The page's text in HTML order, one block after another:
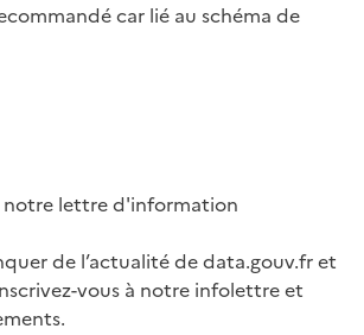
car lié au schéma de
notre lettre d'information
de l’actualité de data.gouv.fr et
vous à notre infolettre et